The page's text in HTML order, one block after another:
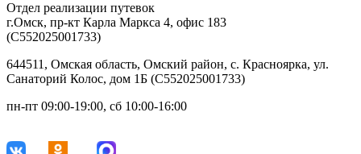
Отдел реализации путевок
г.Омск, пр-кт Карла Маркса 4, офис 183
(С552025001733)
644511, Омская область, Омский район, с. Красноярка, ул.
Санаторий Колос, дом 1Б (С552025001733)
пн-пт 09:00-19:00, сб 10:00-16:00